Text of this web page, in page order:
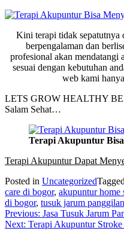
Kini terapi tidak
berpengalaman dan
profesional akan mendatangi
sesuai dengan kebutuhan
web kami
LETS GROW HEALTHY
Salam Sehat…
Terapi Akupuntur
Terapi Akupuntur Dapat
Posted in UncategorizedTagged
care di bogor, akupuntur home
di bogor, tusuk jarum
Post
navigation
Previous: Jasa Tusuk Jarum
Next: Terapi Akupuntur